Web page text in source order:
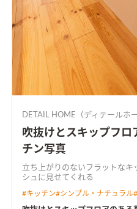
DETAIL HOME（ディテールホー
吹抜けとスキップフロ
チン写真
立ち上がりのないフラットなキ
シュに見せてくれる
#キッチン#シンプル・ナチュラル#